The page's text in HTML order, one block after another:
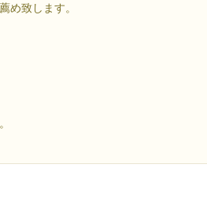
め致します。